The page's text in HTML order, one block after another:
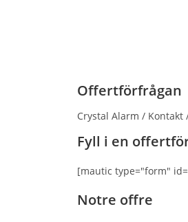
Offertförfrågan
Crystal Alarm /
Fyll i en
[mautic type="form"
Notre offre